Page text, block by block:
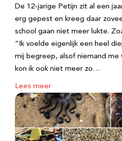
De 12-jarige Petijn zit al een
erg gepest en kreeg daar
school gaan niet meer lukte.
“Ik voelde eigenlijk een heel
mij begreep, alsof niemand me
kon ik ook niet meer zo…
Lees meer